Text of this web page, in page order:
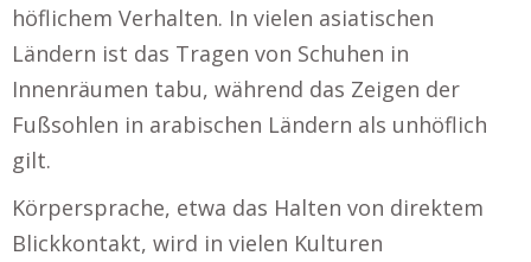
höflichem Verhalten. In vielen asiatischen
Ländern ist das Tragen von Schuhen in
Innenräumen tabu, während das Zeigen der
Fußsohlen in arabischen Ländern als unhöflich
gilt.
Körpersprache, etwa das Halten von direktem
Blickkontakt, wird in vielen Kulturen